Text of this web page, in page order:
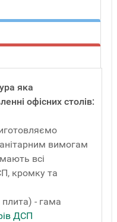
яка
офісних столів:
вимогам
всі
кромку та
- гама
ДСП